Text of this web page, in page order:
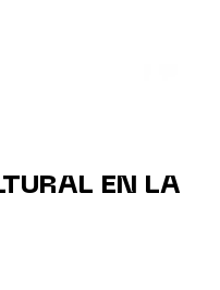
EN LA